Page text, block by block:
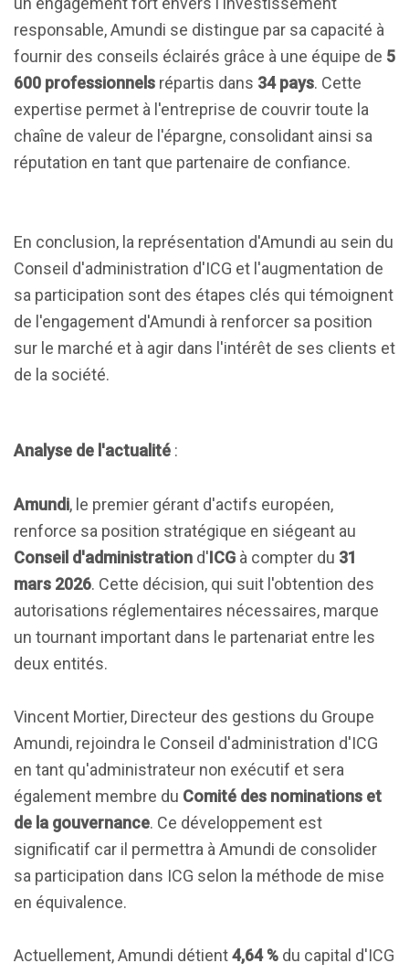
responsable, Amundi se distingue par sa capacité à
fournir des conseils éclairés grâce à une équipe de 5
600 professionnels répartis dans 34 pays. Cette
expertise permet à l'entreprise de couvrir toute la
chaîne de valeur de l'épargne, consolidant ainsi sa
réputation en tant que partenaire de confiance.
En conclusion, la représentation d'Amundi au sein du
Conseil d'administration d'ICG et l'augmentation de
sa participation sont des étapes clés qui témoignent
de l'engagement d'Amundi à renforcer sa position
sur le marché et à agir dans l'intérêt de ses clients et
de la société.
Analyse de l'actualité :
Amundi, le premier gérant d'actifs européen,
renforce sa position stratégique en siégeant au
Conseil d'administration d'ICG à compter du 31
mars 2026. Cette décision, qui suit l'obtention des
autorisations réglementaires nécessaires, marque
un tournant important dans le partenariat entre les
deux entités.
Vincent Mortier, Directeur des gestions du Groupe
Amundi, rejoindra le Conseil d'administration d'ICG
en tant qu'administrateur non exécutif et sera
également membre du Comité des nominations et
de la gouvernance. Ce développement est
significatif car il permettra à Amundi de consolider
sa participation dans ICG selon la méthode de mise
en équivalence.
Actuellement, Amundi détient4,64 % du capital d'ICG